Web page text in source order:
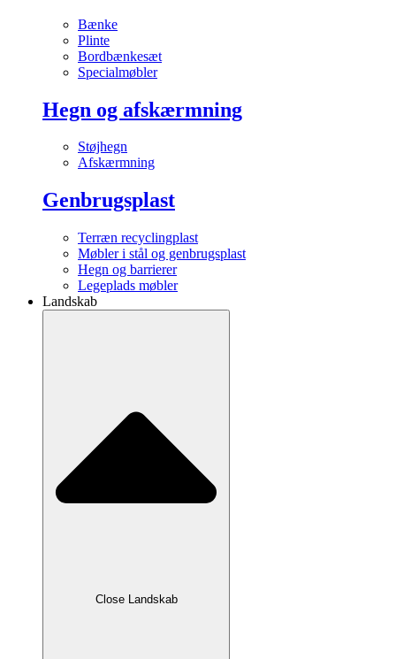
Bænke
Plinte
Bordbænkesæt
Specialmøbler
Hegn og afskærmning
Støjhegn
Afskærmning
Genbrugsplast
Terræn recyclingplast
Møbler i stål og genbrugsplast
Hegn og barrierer
Legeplads møbler
Landskab
Close Landskab